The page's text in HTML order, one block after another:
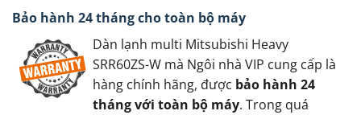
Bảo hành 24 tháng cho toàn bộ máy
Dàn lạnh multi Mitsubishi Heavy
SRR60ZS-W mà Ngôi nhà VIP cung cấp là
hàng chính hãng, được bảo hành 24
tháng với toàn bộ máy. Trong quá